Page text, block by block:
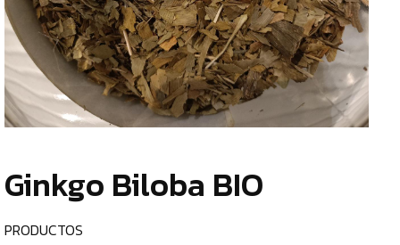
TIENDA
CHOCOLATES
ESPECIALES
ESPECIAS
CAFÉS
GENERAL
Ginkgo Biloba BIO
PRODUCTOS